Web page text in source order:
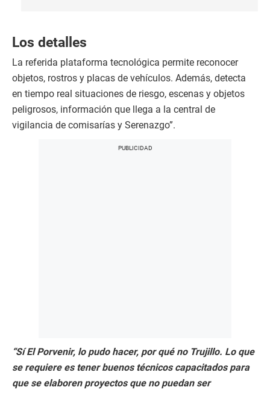
Los detalles
La referida plataforma tecnológica permite reconocer
objetos, rostros y placas de vehículos. Además, detecta
en tiempo real situaciones de riesgo, escenas y objetos
peligrosos, información que llega a la central de
vigilancia de comisarías y Serenazgo”.
“Sí El Porvenir, lo pudo hacer, por qué no Trujillo. Lo que
se requiere es tener buenos técnicos capacitados para
que se elaboren proyectos que no puedan ser